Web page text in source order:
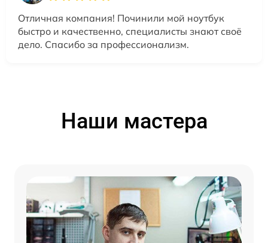
Отличная компания! Починили мой ноутбук
быстро и качественно, специалисты знают своё
дело. Спасибо за профессионализм.
Наши мастера